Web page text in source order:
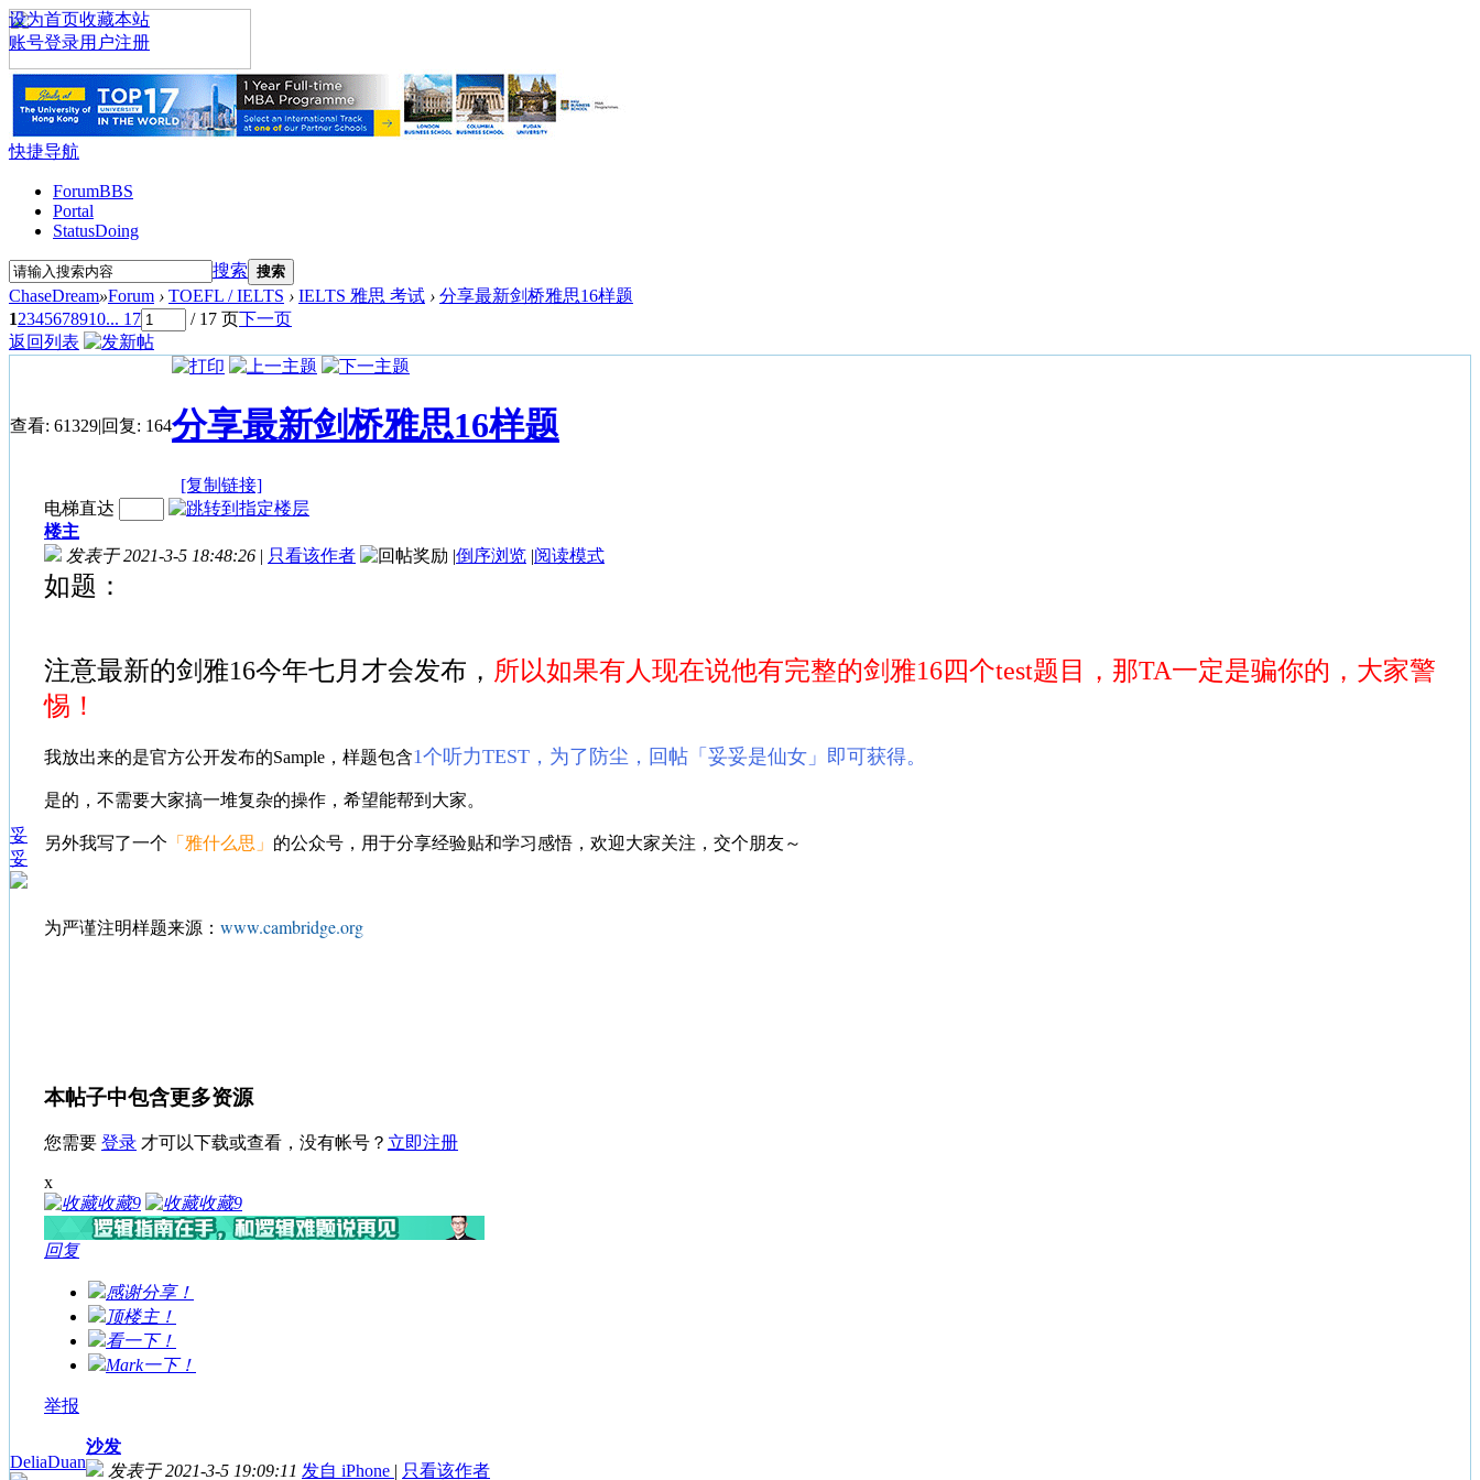
设为首页收藏本站
账号登录用户注册
快捷导航
ForumBBS
Portal
StatusDoing
搜索 搜索
ChaseDream»Forum › TOEFL / IELTS › IELTS 雅思 考试 › 分享最新剑桥雅思16样题
12345678910... 17 / 17 页下一页
返回列表
查看: 61329|回复: 164分享最新剑桥雅思16样题
[复制链接]
妥
妥
电梯直达
楼主
发表于 2021-3-5 18:48:26 | 只看该作者 |倒序浏览 |阅读模式
如题：
注意最新的剑雅16今年七月才会发布， 所以如果有人现在说他有完整的剑雅16四个test题目，那TA一定是骗你的，大家警
惕！
我放出来的是官方公开发布的Sample，样题包含1个听力TEST，为了防尘，回帖「妥妥是仙女」即可获得。
是的，不需要大家搞一堆复杂的操作，希望能帮到大家。
另外我写了一个 「雅什么思」 的公众号，用于分享经验贴和学习感悟，欢迎大家关注，交个朋友～
为严谨注明样题来源： www.cambridge.org
本帖子中包含更多资源
您需要 登录 才可以下载或查看，没有帐号？ 立即注册
x
收藏9 收藏9
回复
感谢分享！
顶楼主！
看一下！
Mark一下！
举报
DeliaDuan
沙发
发表于 2021-3-5 19:09:11 发自 iPhone | 只看该作者